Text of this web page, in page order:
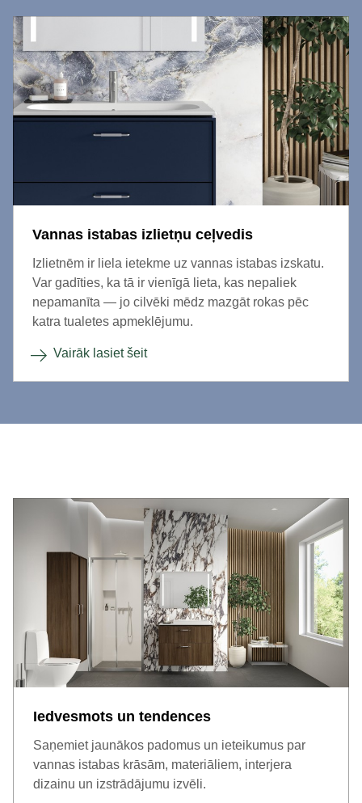
Vannas istabas izlietņu ceļvedis
Izlietnēm ir liela ietekme uz vannas istabas izskatu.
Var gadīties, ka tā ir vienīgā lieta, kas nepaliek
nepamanīta — jo cilvēki mēdz mazgāt rokas pēc
katra tualetes apmeklējumu.
Vairāk lasiet šeit
Iedvesmots un tendences
Saņemiet jaunākos padomus un ieteikumus par
vannas istabas krāsām, materiāliem, interjera
dizainu un izstrādājumu izvēli.